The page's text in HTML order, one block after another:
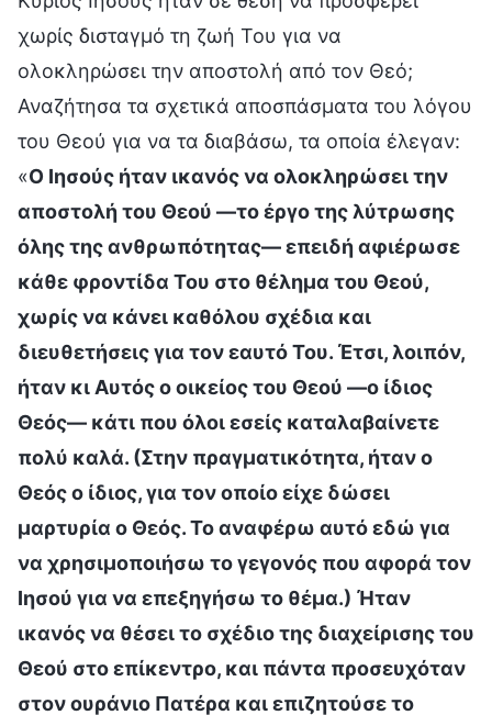
χωρίς δισταγμό τη ζωή Του για να
ολοκληρώσει την αποστολή από τον Θεό;
Αναζήτησα τα σχετικά αποσπάσματα του λόγου
του Θεού για να τα διαβάσω, τα οποία έλεγαν:
«Ο Ιησούς ήταν ικανός να ολοκληρώσει την
αποστολή του Θεού —το έργο της λύτρωσης
όλης της ανθρωπότητας— επειδή αφιέρωσε
κάθε φροντίδα Του στο θέλημα του Θεού,
χωρίς να κάνει καθόλου σχέδια και
διευθετήσεις για τον εαυτό Του. Έτσι, λοιπόν,
ήταν κι Αυτός ο οικείος του Θεού —ο ίδιος
Θεός— κάτι που όλοι εσείς καταλαβαίνετε
πολύ καλά. (Στην πραγματικότητα, ήταν ο
Θεός ο ίδιος, για τον οποίο είχε δώσει
μαρτυρία ο Θεός. Το αναφέρω αυτό εδώ για
να χρησιμοποιήσω το γεγονός που αφορά τον
Ιησού για να επεξηγήσω το θέμα.) Ήταν
ικανός να θέσει το σχέδιο της διαχείρισης του
Θεού στο επίκεντρο, και πάντα προσευχόταν
στον ουράνιο Πατέρα και επιζητούσε το